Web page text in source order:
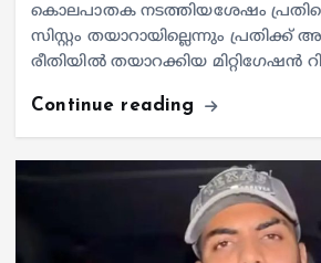
കൊലപാതക നടത്തിയശേഷം
സിസ്റ്റം തയാറായില്ലെന്നും
രീതിയിൽ തയാറക്കിയ മിറ്റിഗേഷൻ
Continue reading